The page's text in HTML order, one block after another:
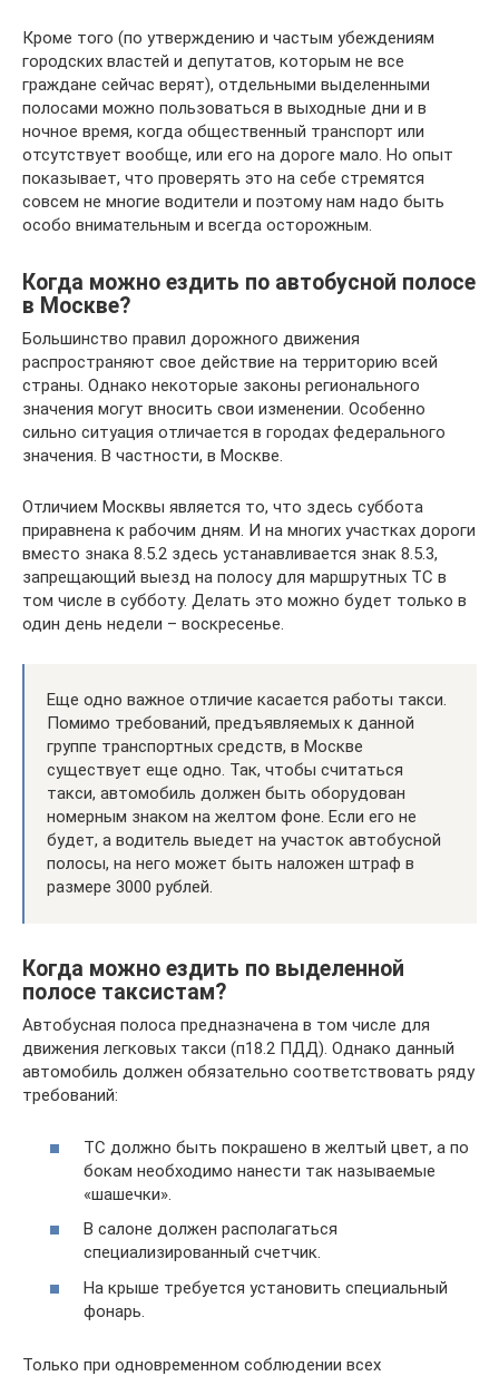
Кроме того (по утверждению и частым убеждениям
городских властей и депутатов, которым не все
граждане сейчас верят), отдельными выделенными
полосами можно пользоваться в выходные дни и в
ночное время, когда общественный транспорт или
отсутствует вообще, или его на дороге мало. Но опыт
показывает, что проверять это на себе стремятся
совсем не многие водители и поэтому нам надо быть
особо внимательным и всегда осторожным.
Когда можно ездить по автобусной полосе
в Москве?
Большинство правил дорожного движения
распространяют свое действие на территорию всей
страны. Однако некоторые законы регионального
значения могут вносить свои изменении. Особенно
сильно ситуация отличается в городах федерального
значения. В частности, в Москве.
Отличием Москвы является то, что здесь суббота
приравнена к рабочим дням. И на многих участках дороги
вместо знака 8.5.2 здесь устанавливается знак 8.5.3,
запрещающий выезд на полосу для маршрутных ТС в
том числе в субботу. Делать это можно будет только в
один день недели – воскресенье.
Еще одно важное отличие касается работы такси.
Помимо требований, предъявляемых к данной
группе транспортных средств, в Москве
существует еще одно. Так, чтобы считаться
такси, автомобиль должен быть оборудован
номерным знаком на желтом фоне. Если его не
будет, а водитель выедет на участок автобусной
полосы, на него может быть наложен штраф в
размере 3000 рублей.
Когда можно ездить по выделенной
полосе таксистам?
Автобусная полоса предназначена в том числе для
движения легковых такси (п18.2 ПДД). Однако данный
автомобиль должен обязательно соответствовать ряду
требований:
ТС должно быть покрашено в желтый цвет, а по
бокам необходимо нанести так называемые
«шашечки».
В салоне должен располагаться
специализированный счетчик.
На крыше требуется установить специальный
фонарь.
Только при одновременном соблюдении всех